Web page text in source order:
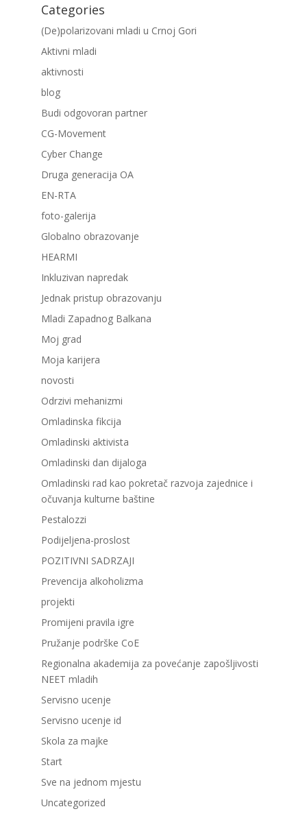
Categories
(De)polarizovani mladi u Crnoj Gori
Aktivni mladi
aktivnosti
blog
Budi odgovoran partner
CG-Movement
Cyber Change
Druga generacija OA
EN-RTA
foto-galerija
Globalno obrazovanje
HEARMI
Inkluzivan napredak
Jednak pristup obrazovanju
Mladi Zapadnog Balkana
Moj grad
Moja karijera
novosti
Odrzivi mehanizmi
Omladinska fikcija
Omladinski aktivista
Omladinski dan dijaloga
Omladinski rad kao pokretač razvoja zajednice i
očuvanja kulturne baštine
Pestalozzi
Podijeljena-proslost
POZITIVNI SADRZAJI
Prevencija alkoholizma
projekti
Promijeni pravila igre
Pružanje podrške CoE
Regionalna akademija za povećanje zapošljivosti
NEET mladih
Servisno ucenje
Servisno ucenje id
Skola za majke
Start
Sve na jednom mjestu
Uncategorized